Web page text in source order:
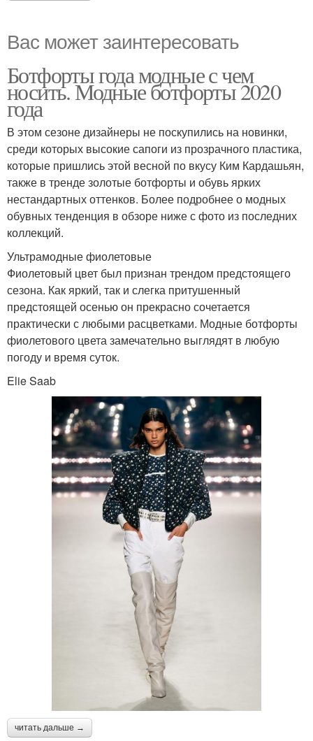
Вас может заинтересовать
Ботфорты года модные с чем
носить. Модные ботфорты 2020
года
В этом сезоне дизайнеры не поскупились на новинки,
среди которых высокие сапоги из прозрачного пластика,
которые пришлись этой весной по вкусу Ким Кардашьян,
также в тренде золотые ботфорты и обувь ярких
нестандартных оттенков. Более подробнее о модных
обувных тенденция в обзоре ниже с фото из последних
коллекций.
Ультрамодные фиолетовые
Фиолетовый цвет был признан трендом предстоящего
сезона. Как яркий, так и слегка притушенный
предстоящей осенью он прекрасно сочетается
практически с любыми расцветками. Модные ботфорты
фиолетового цвета замечательно выглядят в любую
погоду и время суток.
Elie Saab
читать дальше →